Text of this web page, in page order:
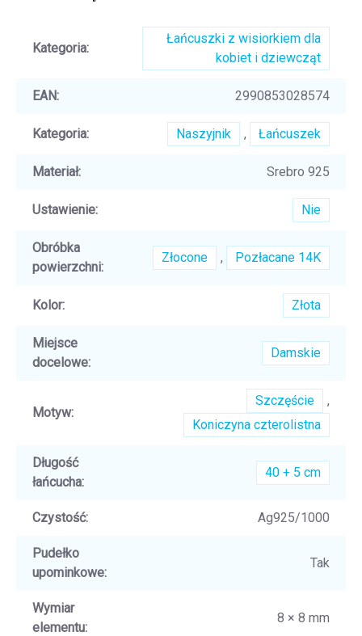
Kategoria:
Łańcuszki z wisiorkiem dla
kobiet i dziewcząt
EAN: 2990853028574
Kategoria: Naszyjnik , Łańcuszek
Materiał: Srebro 925
Ustawienie: Nie
Obróbka
powierzchni:
Złocone , Pozłacane 14K
Kolor: Złota
Miejsce
docelowe:
Damskie
Motyw:
Szczęście
,
Koniczyna czterolistna
Długość
łańcucha:
40 + 5 cm
Czystość: Ag925/1000
Pudełko
upominkowe:
Tak
Wymiar
elementu:
8 × 8 mm